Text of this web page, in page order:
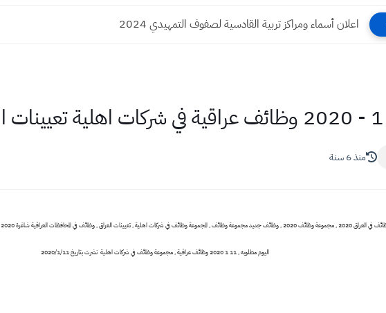
اعلان أسماء ومراكز تربية القادسية لصفوف التمهيدي 2024
منذ 6 سنة
اليوم مطلوبه , 11 1 2020 وظائف عراقية , مجموعة وظائف في شركات اهلية نشرت بتاريخ 2020/1/11